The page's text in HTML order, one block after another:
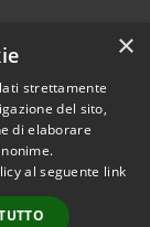
• Comune di
• Accesso
×
strettamente
del sito,
di elaborare
al seguente link